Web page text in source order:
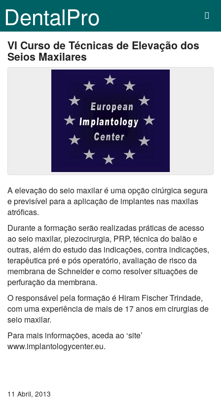
DentalPro
VI Curso de Técnicas de Elevação dos
Seios Maxilares
A elevação do seio maxilar é uma opção cirúrgica segura
e previsível para a aplicação de implantes nas maxilas
atróficas.
Durante a formação serão realizadas práticas de acesso
ao seio maxilar, piezocirurgia, PRP, técnica do balão e
outras, além do estudo das indicações, contra indicações,
terapêutica pré e pós operatório, avaliação de risco da
membrana de Schneider e como resolver situações de
perfuração da membrana.
O responsável pela formação é Hiram Fischer Trindade,
com uma experiência de mais de 17 anos em cirurgias de
seio maxilar.
Para mais informações, aceda ao ‘site’
www.implantologycenter.eu.
11 Abril, 2013